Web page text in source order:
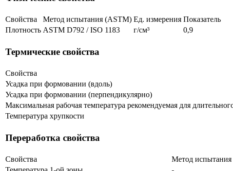
Свойства Метод испытания (ASTM) Ед. измерения Показатель
Плотность ASTM D792 / ISO 1183 г/см³ 0,9
Термические свойства
Свойства
Усадка при формовании (вдоль)
Усадка при формовании (перпендикулярно)
Максимальная рабочая температура рекомендуемая для
Температура хрупкости
Переработка свойства
Свойства Метод